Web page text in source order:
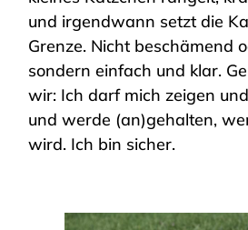
und irgendwann setzt die
Grenze. Nicht beschämend
sondern einfach und klar.
wir: Ich darf mich zeigen
und werde (an)gehalten,
wird. Ich bin sicher.